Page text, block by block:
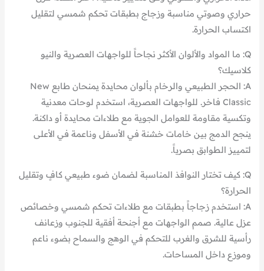
حراري وصوتي مناسبة وزجاج بطبقات تحكم شمسي لتقليل
اكتساب الحرارة.
Q: ما المواد والألوان الأكثر نجاحاً للواجهات العصرية والنيو
كلاسيك؟
A: الحجر الطبيعي والرخام بألوان محايدة يمنحان طابع New
Classic فاخر. للواجهات العصرية، استخدم لوحات معدنية
وتكسية مقاومة للعوامل الجوية مع طلاءات محايدة أو داكنة.
ينجح الدمج بين خامات خشنة في الأسفل وناعمة في الأعلى
لتمييز الطوابق بصرياً.
Q: كيف تختار النوافذ المناسبة لضمان ضوء طبيعي كافٍ وتقليل
الحرارة؟
A: استخدم زجاجاً بطبقات مع طلاءات تحكم شمسي وخصائص
عزل عالية. صمم الواجهات مع أجنحة أفقية للجنوب وزعانف
رأسية للشرق والغرب للتحكم في الوهج والسماح بضوء ناعم
وموزع داخل المساحات.